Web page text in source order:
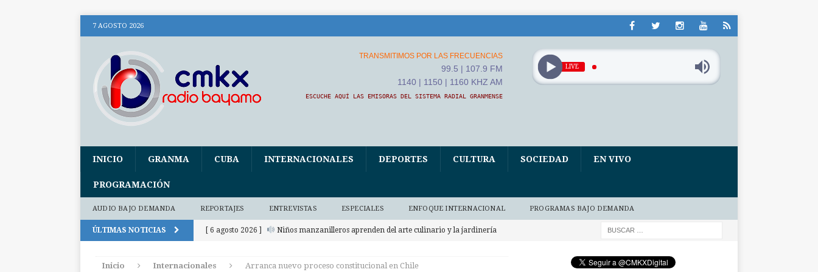
7 AGOSTO 2026
TRANSMITIMOS POR LAS FRECUENCIAS
99.5 | 107.9 FM
1140 | 1150 | 1160 KHZ AM
ESCUCHE AQUÍ LAS EMISORAS DEL SISTEMA RADIAL GRANMENSE
LIVE
INICIO GRANMA CUBA INTERNACIONALES DEPORTES CULTURA SOCIEDAD EN VIVO
PROGRAMACIÓN
AUDIO BAJO DEMANDA REPORTAJES ENTREVISTAS ESPECIALES ENFOQUE INTERNACIONAL PROGRAMAS BAJO DEMANDA
ÚLTIMAS NOTICIAS [ 6 agosto 2026 ] Niños manzanilleros aprenden del arte culinario y la jardinería
Inicio Internacionales Arranca nuevo proceso constitucional en Chile